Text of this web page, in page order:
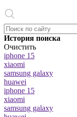
История поиска
Очистить
iphone 15
xiaomi
samsung galaxy
huawei
iphone 15
xiaomi
samsung galaxy